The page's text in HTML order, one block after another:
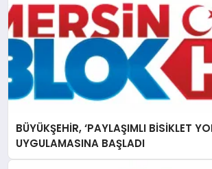
BÜYÜKŞEHİR, ‘PAYLAŞIMLI BİSİKLET
UYGULAMASINA BAŞLADI